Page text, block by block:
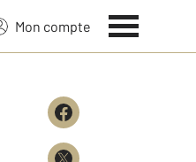
Mon compte